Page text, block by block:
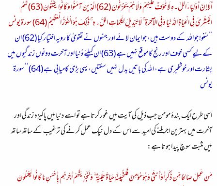
أَلَا إِنَّ أَوْلِيَاءَ اللَّ۔هِ لَا خَوْفٌ عَلَيْهِمْ وَلَا هُمْ يَحْزَنُونَ (62) الَّذِينَ آمَنُوا وَكَانُوا يَتَّقُونَ (63) لَهُمُ
الْبُشْرَىٰ فِي الْحَيَاةِ الدُّنْيَا وَفِي الْآخِرَةِ ۚ لَا تَبْدِيلَ لِكَلِمَاتِ اللَّ۔هِ ۚ ذَٰلِكَ هُوَ الْفَوْزُ الْعَظِيمُ (64) سورة يونس
’’سُنو! جو اللہ کے دوست ہیں، جو ایمان لائے اور جنہوں نے تقویٰ کا رویہ اختیار کیا (62) ان
کے لیے کسی خوف اور رنج کا موقع نہیں ہے (63) ان کیلئے دُنیا اور آخرت دونوں زندگیوں میں
بشارت اور خوشخبری ہے، اللہ کی باتیں بدل نہیں سکتیں، یہی بڑی کامیابی ہے (64)‘‘ سورة
يونس
اسی طرح ایک بندۂ مومن جب ذیل کی آیت میں غور کرتا ہے تو اسے دنیا میں پاکیزہ زندگی اور
آخرت میں بہترین اجر ملنے کی امید سے اس کے دل نیک عمل کرنے کی ترغیب کے ساتھ ساتھ
میں مثبت سوچ پیدا ہوتا ہے:
مَنْ عَمِلَ صَالِحًا مِّن ذَكَرٍ أَوْ أُنثَىٰ وَهُوَ مُؤْمِنٌ فَلَنُحْيِيَنَّهُ حَيَاةً طَيِّبَةً ۖ وَلَنَجْزِيَنَّهُمْ أَجْرَهُم بِأَحْسَنِ مَا كَانُوا يَعْمَلُونَ